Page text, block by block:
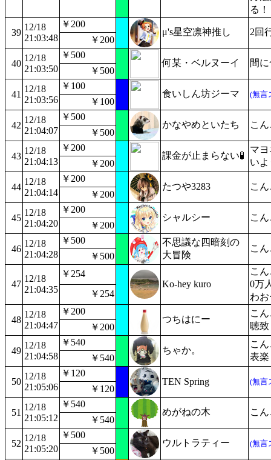
る
39
12/18
21:03:48
￥200
μ's星空凛神推し 2回
￥200
40
12/18
21:03:50
￥500
何某・ベルヌーイ 間
￥500
41
12/18
21:03:56
￥100
食いしん坊ジーマ (無言
￥100
42
12/18
21:04:07
￥500
かなやめといたち こ
￥500
43
12/18
21:04:13
￥200
課金が止まらない🧪
マ
い
￥200
44
12/18
21:04:14
￥200
たつや3283 こ
￥200
45
12/18
21:04:20
￥200
シャルシー こ
￥200
46
12/18
21:04:28
￥500
不思議な四暗刻の
大冒険
こ
￥500
47
12/18
21:04:35
￥254
Ko-hey kuro
こ
0万
わ
￥254
48
12/18
21:04:47
￥200
つちはにー
こ
聴
￥200
49
12/18
21:04:58
￥540
ちゃか。
こ
表
￥540
50
12/18
21:05:06
￥120
TEN Spring
(無言
￥120
51
12/18
21:05:12
￥540
めがねの木 こ
￥540
52
12/18
21:05:20
￥500
ウルトラティー (無言
￥500